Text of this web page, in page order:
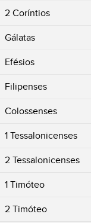
2 Coríntios
Gálatas
Efésios
Filipenses
Colossenses
1 Tessalonicenses
2 Tessalonicenses
1 Timóteo
2 Timóteo